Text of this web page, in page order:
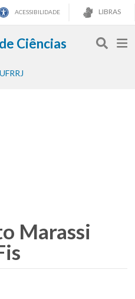
ACESSIBILIDADE LIBRAS
Ciências
Marassi